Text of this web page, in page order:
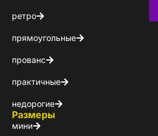
ретро
прямоугольные
прованс
практичные
недорогие
Размеры
мини